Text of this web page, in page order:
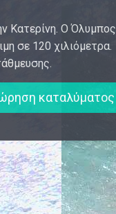
Κατερίνη. Ο Όλυμπος
σε 120 χιλιόμετρα.
καταλύματος